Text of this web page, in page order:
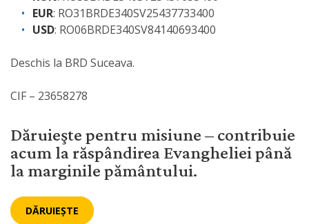
EUR: RO31BRDE340SV25437733400
USD: RO06BRDE340SV84140693400
Deschis la BRD Suceava.
CIF – 23658278
Dăruieşte pentru misiune – contribuie
acum la răspândirea Evangheliei până
la marginile pământului.
DĂRUIEȘTE